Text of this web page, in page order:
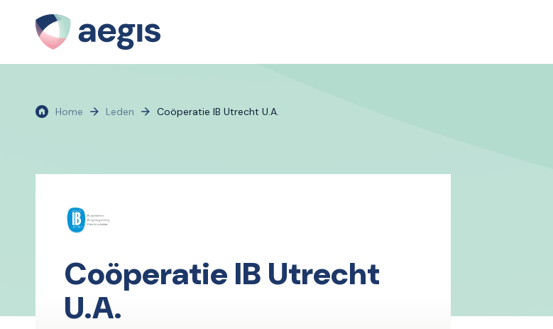
Home Leden Coöperatie IB Utrecht U.A.
Coöperatie IB Utrecht
U.A.